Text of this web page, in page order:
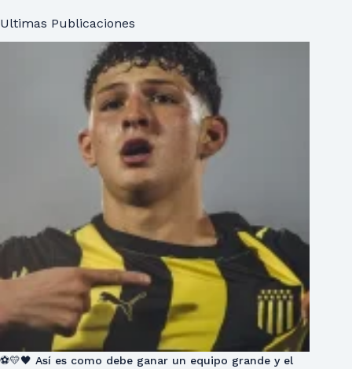
Ultimas Publicaciones
⚽💛🖤 Así es como debe ganar un equipo grande y el